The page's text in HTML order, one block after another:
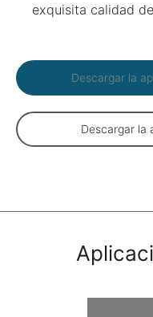
exquisita calidad
Descargar la
Descargar la